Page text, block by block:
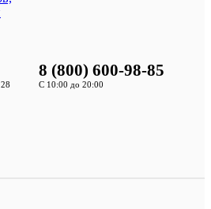
8 (800) 600-98-85
С 10:00 до 20:00